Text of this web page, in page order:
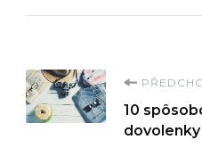
Navigace
10